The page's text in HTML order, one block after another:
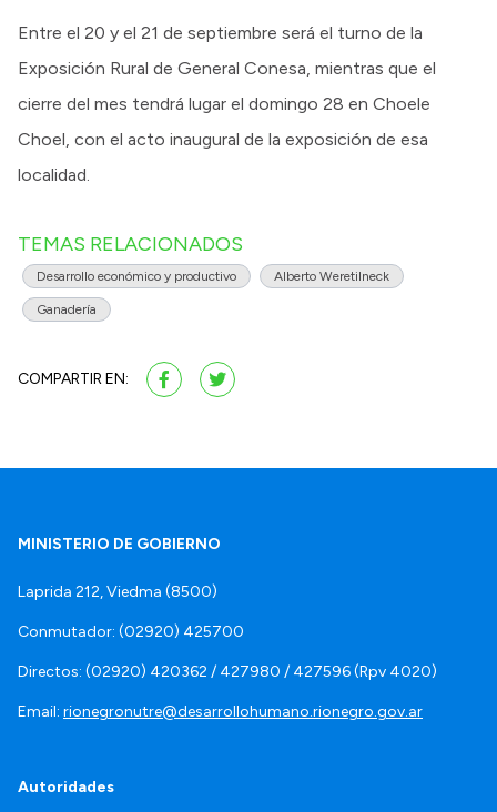
Entre el 20 y el 21 de septiembre será el turno de la
Exposición Rural de General Conesa, mientras que el
cierre del mes tendrá lugar el domingo 28 en Choele
Choel, con el acto inaugural de la exposición de esa
localidad.
TEMAS RELACIONADOS
Desarrollo económico y productivo Alberto Weretilneck
Ganadería
COMPARTIR EN:
MINISTERIO DE GOBIERNO
Laprida 212, Viedma (8500)
Conmutador: (02920) 425700
Directos: (02920) 420362 / 427980 / 427596 (Rpv 4020)
Email: rionegronutre@desarrollohumano.rionegro.gov.ar
Autoridades